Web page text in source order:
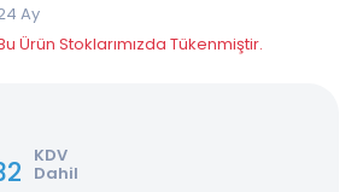
Ay
Ürün Stoklarımızda Tükenmiştir.
KDV
Dahil